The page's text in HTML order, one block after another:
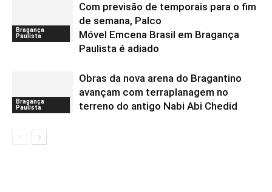
Bragança
Paulista
Com previsão de temporais para o fim
de semana, Palco
Móvel Emcena Brasil em Bragança
Paulista é adiado
Bragança
Paulista
Obras da nova arena do Bragantino
avançam com terraplanagem no
terreno do antigo Nabi Abi Chedid